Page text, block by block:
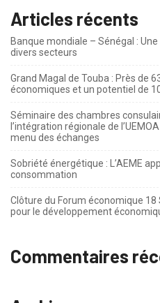
Articles récents
Banque mondiale – Sénégal :
divers secteurs
Grand Magal de Touba : Près de
économiques et un potentiel de
Séminaire des chambres
l’intégration régionale de
menu des échanges
Sobriété énergétique : L’AEME
consommation
Clôture du Forum économique 18
pour le développement
Commentaires